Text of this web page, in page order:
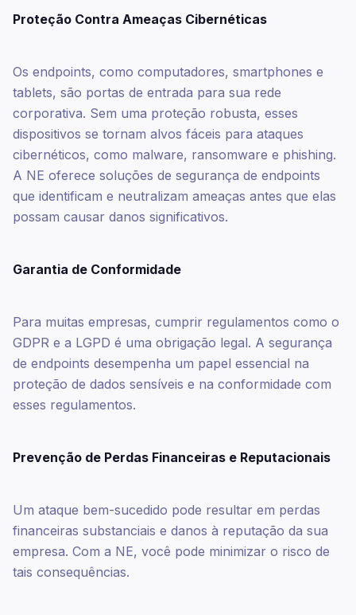
Proteção Contra Ameaças Cibernéticas
Os endpoints, como computadores, smartphones e
tablets, são portas de entrada para sua rede
corporativa. Sem uma proteção robusta, esses
dispositivos se tornam alvos fáceis para ataques
cibernéticos, como malware, ransomware e phishing.
A NE oferece soluções de segurança de endpoints
que identificam e neutralizam ameaças antes que elas
possam causar danos significativos.
Garantia de Conformidade
Para muitas empresas, cumprir regulamentos como o
GDPR e a LGPD é uma obrigação legal. A segurança
de endpoints desempenha um papel essencial na
proteção de dados sensíveis e na conformidade com
esses regulamentos.
Prevenção de Perdas Financeiras e Reputacionais
Um ataque bem-sucedido pode resultar em perdas
financeiras substanciais e danos à reputação da sua
empresa. Com a NE, você pode minimizar o risco de
tais consequências.